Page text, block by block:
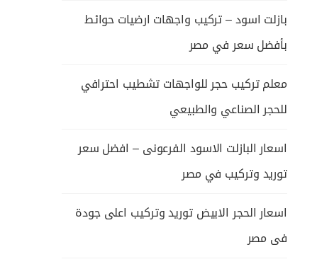
بازلت اسود – تركيب واجهات ارضيات حوائط
بأفضل سعر في مصر
معلم تركيب حجر للواجهات تشطيب احترافي
للحجر الصناعي والطبيعي
اسعار البازلت الاسود الفرعونى – افضل سعر
توريد وتركيب في مصر
اسعار الحجر الابيض توريد وتركيب اعلى جودة
فى مصر